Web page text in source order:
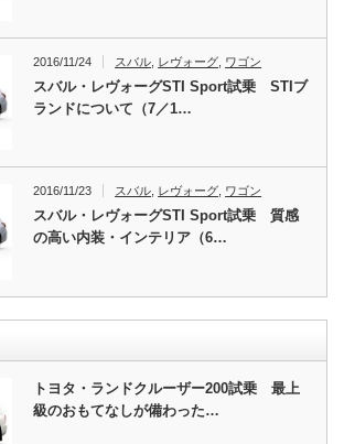
2016/11/24 スバル レヴォーグ ワゴン
スバル・レヴォーグSTI Sport試乗 STIブ
ランドについて（7／1…
2016/11/23 スバル レヴォーグ ワゴン
スバル・レヴォーグSTI Sport試乗 質感
の高い内装・インテリア（6…
トヨタ・ランドクルーザー200試乗 最上
級のおもてなしが備わった…